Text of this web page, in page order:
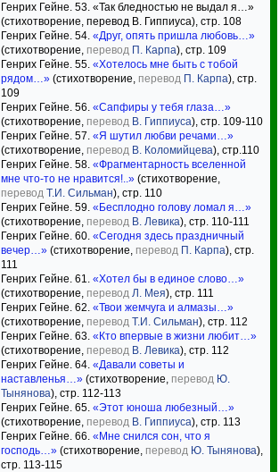
Генрих Гейне. 53. «Так бледностью не выдал я…»
(стихотворение, перевод В. Гиппиуса), стр. 108
Генрих Гейне. 54. «Друг, опять пришла любовь…»
(стихотворение, перевод П. Карпа), стр. 109
Генрих Гейне. 55. «Хотелось мне быть с тобой
рядом…» (стихотворение, перевод П. Карпа), стр.
109
Генрих Гейне. 56. «Сапфиры у тебя глаза…»
(стихотворение, перевод В. Гиппиуса), стр. 109-110
Генрих Гейне. 57. «Я шутил любви речами…»
(стихотворение, перевод В. Коломийцева), стр.110
Генрих Гейне. 58. «Фрагментарность вселенной
мне что-то не нравится!..» (стихотворение,
перевод Т.И. Сильман), стр. 110
Генрих Гейне. 59. «Бесплодно голову ломал я…»
(стихотворение, перевод В. Левика), стр. 110-111
Генрих Гейне. 60. «Сегодня здесь праздничный
вечер…» (стихотворение, перевод П. Карпа), стр.
111
Генрих Гейне. 61. «Хотел бы в единое слово…»
(стихотворение, перевод Л. Мея), стр. 111
Генрих Гейне. 62. «Твои жемчуга и алмазы…»
(стихотворение, перевод Т.И. Сильман), стр. 112
Генрих Гейне. 63. «Кто впервые в жизни любит…»
(стихотворение, перевод В. Левика), стр. 112
Генрих Гейне. 64. «Давали советы и
наставленья…» (стихотворение, перевод Ю.
Тынянова), стр. 112-113
Генрих Гейне. 65. «Этот юноша любезный…»
(стихотворение, перевод В. Гиппиуса), стр. 113
Генрих Гейне. 66. «Мне снился сон, что я
господь…» (стихотворение, перевод Ю. Тынянова),
стр. 113-115